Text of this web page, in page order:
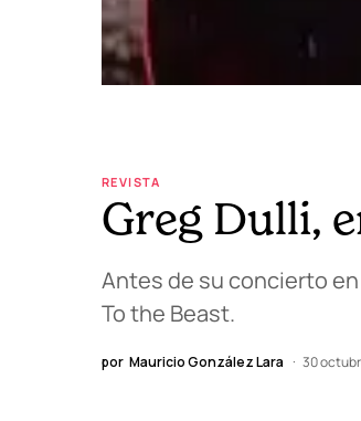
REVISTA
Greg Dulli,
Antes de su concierto
To the Beast.
por Mauricio González Lara 30